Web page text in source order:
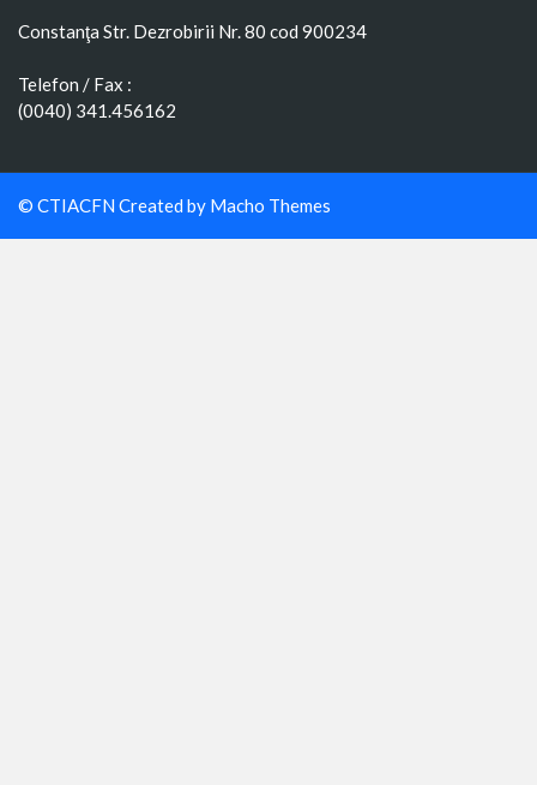
Constanţa Str. Dezrobirii Nr. 80 cod 900234
Telefon / Fax :
(0040) 341.456162
© CTIACFN Created by Macho Themes